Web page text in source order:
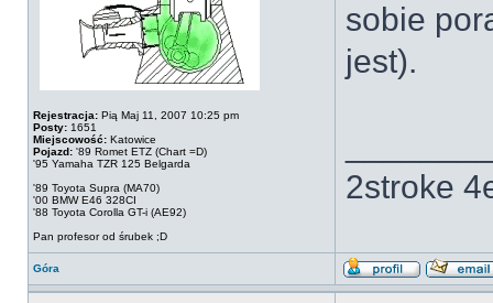
Rejestracja: Pią Maj 11, 2007 10:25 pm
Posty: 1651
Miejscowość: Katowice
Pojazd: '89 Romet ETZ (Chart =D)
'95 Yamaha TZR 125 Belgarda
'89 Toyota Supra (MA70)
'00 BMW E46 328CI
'88 Toyota Corolla GT-i (AE92)
Pan profesor od śrubek ;D
sobie
jest).
2stroke
Góra